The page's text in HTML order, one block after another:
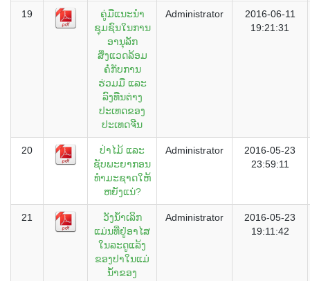
19
ຄູ່ມືແນະນຳ
ຊຸມຊົນໃນການ
ອານຸລັກ
ສິ່ງແວດລ້ອມ
ຄໍ່ກັບການ
ຮ່ວມມື ແລະ
ລົງທືນຕ່າງ
ປະເທດຂອງ
ປະເທດຈີນ
Administrator
2016-06-11
19:21:31
20
ປ່າໄມ້ ແລະ
ຊັບພະຍາກອນ
ທຳມະຊາດໃຫ້
ຫຍັງແນ່?
Administrator
2016-05-23
23:59:11
21
ວັງນ້ຳເລິກ
ແມ່ນທີ່ຢູ່ອາໄສ
ໃນລະດູແລ້ງ
ຂອງປາໃນແມ່
ນ້ຳຂອງ
Administrator
2016-05-23
19:11:42